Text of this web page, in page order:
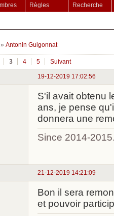
Règles Recherche
» Antonin Guigonnat
3 4 5 Suivant
19-12-2019 17:02:56
S'il avait obtenu
ans, je pense
donnera une
Since 2014-
21-12-2019 14:21:09
Bon il sera
et pouvoir